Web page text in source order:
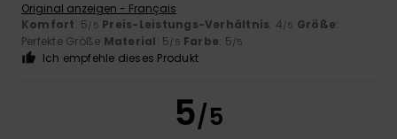
Original anzeigen - Français
Komfort: 5/5 Preis-Leistungs-Verhältnis: 4/5 Größe:
Perfekte Größe Material: 5/5 Farbe: 5/5
Ich empfehle dieses Produkt
5/5